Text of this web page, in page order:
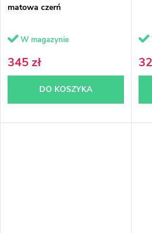
matowa czerń
W magazynie
345 zł
DO KOSZYKA